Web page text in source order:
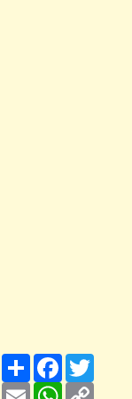
FacebookTwitter
Copy